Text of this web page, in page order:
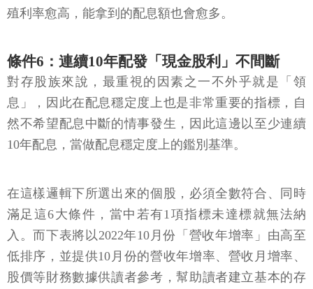
殖利率愈高，能拿到的配息額也會愈多。
條件6：連續10年配發「現金股利」不間斷
對存股族來說，最重視的因素之一不外乎就是「領
息」，因此在配息穩定度上也是非常重要的指標，自
然不希望配息中斷的情事發生，因此這邊以至少連續
10年配息，當做配息穩定度上的鑑別基準。
在這樣邏輯下所選出來的個股，必須全數符合、同時
滿足這6大條件，當中若有1項指標未達標就無法納
入。而下表將以2022年10月份「營收年增率」由高至
低排序，並提供10月份的營收年增率、營收月增率、
股價等財務數據供讀者參考，幫助讀者建立基本的存